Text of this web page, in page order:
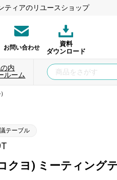
ティアのリユースショップ
お問い合わせ
資料
ダウンロード
内
ルーム
テーブル
コクヨ) ミーティング